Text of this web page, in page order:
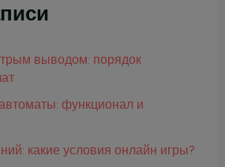
выводом: порядок
функционал и
какие условия онлайн игры?